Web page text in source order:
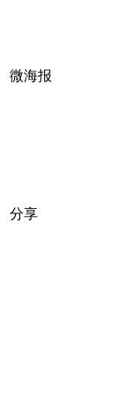
微海报
分享